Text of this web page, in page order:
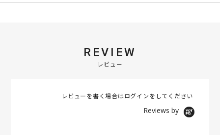
REVIEW
レビュー
レビューを書く場合はログイン をしてください
Reviews by